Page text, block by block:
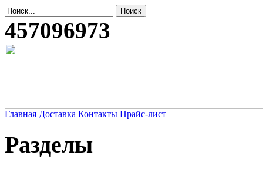
457096973
Главная Доставка Контакты Прайс-лист
Разделы